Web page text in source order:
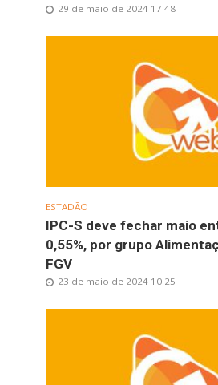
29 de maio de 2024 17:48
ESTADÃO
IPC-S deve fechar maio
0,55%, por grupo
FGV
23 de maio de 2024 10:25